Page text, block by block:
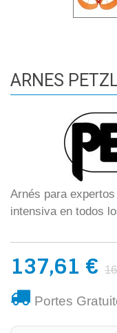
ARNES
Arnés para
intensiva en todos
137,61 €
Portes